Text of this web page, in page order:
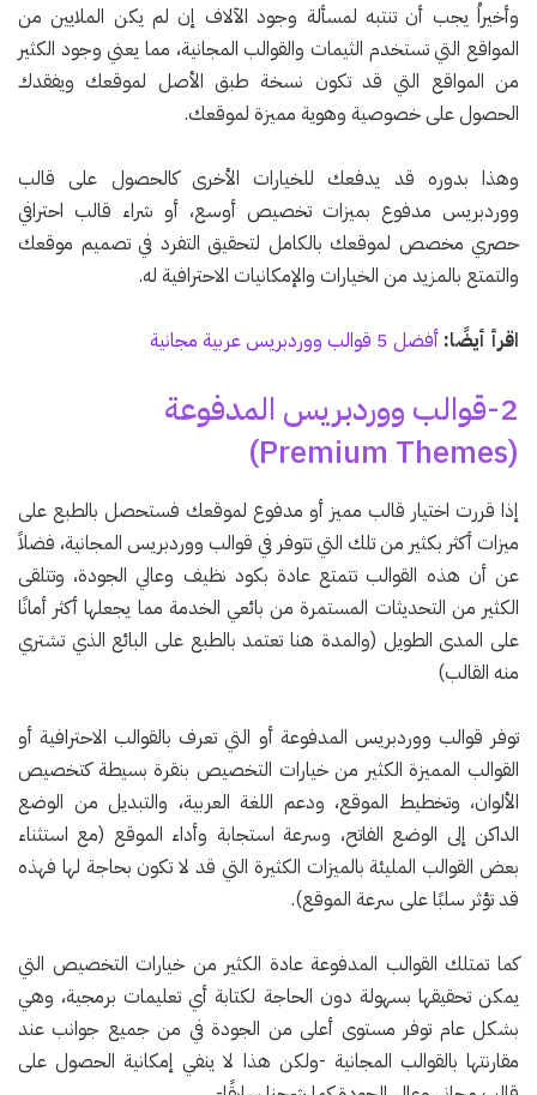
وأخيراُ يجب أن تنتبه لمسألة وجود الآلاف إن لم يكن الملايين من
المواقع التي تستخدم الثيمات والقوالب المجانية، مما يعني وجود الكثير
من المواقع التي قد تكون نسخة طبق الأصل لموقعك ويفقدك
الحصول على خصوصية وهوية مميزة لموقعك.
وهذا بدوره قد يدفعك للخيارات الأخرى كالحصول على قالب
ووردبريس مدفوع بميزات تخصيص أوسع، أو شراء قالب احترافي
حصري مخصص لموقعك بالكامل لتحقيق التفرد في تصميم موقعك
والتمتع بالمزيد من الخيارات والإمكانيات الاحترافية له.
اقرأ أيضًا: أفضل 5 قوالب ووردبريس عربية مجانية
2-قوالب ووردبريس المدفوعة
(Premium Themes)
إذا قررت اختيار قالب مميز أو مدفوع لموقعك فستحصل بالطبع على
ميزات أكثر بكثير من تلك التي تتوفر في قوالب ووردبريس المجانية، فضلاً
عن أن هذه القوالب تتمتع عادة بكود نظيف وعالي الجودة، وتتلقى
الكثير من التحديثات المستمرة من بائعي الخدمة مما يجعلها أكثر أمانًا
على المدى الطويل (والمدة هنا تعتمد بالطبع على البائع الذي تشتري
منه القالب)
توفر قوالب ووردبريس المدفوعة أو التي تعرف بالقوالب الاحترافية أو
القوالب المميزة الكثير من خيارات التخصيص بنقرة بسيطة كتخصيص
الألوان، وتخطيط الموقع، ودعم اللغة العربية، والتبديل من الوضع
الداكن إلى الوضع الفاتح، وسرعة استجابة وأداء الموقع (مع استثناء
بعض القوالب المليئة بالميزات الكثيرة التي قد لا تكون بحاجة لها فهذه
قد تؤثر سلبًا على سرعة الموقع).
كما تمتلك القوالب المدفوعة عادة الكثير من خيارات التخصيص التي
يمكن تحقيقها بسهولة دون الحاجة لكتابة أي تعليمات برمجية، وهي
بشكل عام توفر مستوى أعلى من الجودة في من جميع جوانب عند
مقارنتها بالقوالب المجانية -ولكن هذا لا ينفي إمكانية الحصول على